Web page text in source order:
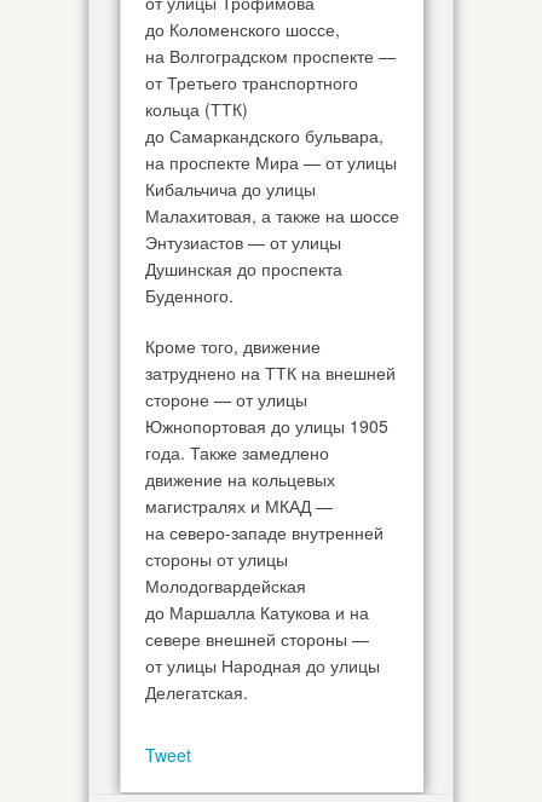
до Коломенского шоссе,
на Волгоградском проспекте —
от Третьего транспортного
кольца (ТТК)
до Самаркандского бульвара,
на проспекте Мира — от улицы
Кибальчича до улицы
Малахитовая, а также на шоссе
Энтузиастов — от улицы
Душинская до проспекта
Буденного.
Кроме того, движение
затруднено на ТТК на внешней
стороне — от улицы
Южнопортовая до улицы 1905
года. Также замедлено
движение на кольцевых
магистралях и МКАД —
на северо-западе внутренней
стороны от улицы
Молодогвардейская
до Маршалла Катукова и на
севере внешней стороны —
от улицы Народная до улицы
Делегатская.
Tweet